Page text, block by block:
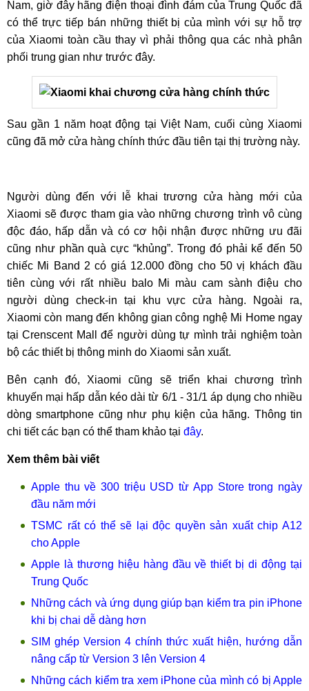
Nam, giờ đây hãng điện thoại đình đám của Trung Quốc đã
có thể trực tiếp bán những thiết bị của mình với sự hỗ trợ
của Xiaomi toàn cầu thay vì phải thông qua các nhà phân
phối trung gian như trước đây.
Sau gần 1 năm hoạt động tại Việt Nam, cuối cùng Xiaomi
cũng đã mở cửa hàng chính thức đầu tiên tại thị trường này.
Người dùng đến với lễ khai trương cửa hàng mới của
Xiaomi sẽ được tham gia vào những chương trình vô cùng
độc đáo, hấp dẫn và có cơ hội nhận được những ưu đãi
cũng như phần quà cực “khủng”. Trong đó phải kể đến 50
chiếc Mi Band 2 có giá 12.000 đồng cho 50 vị khách đầu
tiên cùng với rất nhiều balo Mi màu cam sành điệu cho
người dùng check-in tại khu vực cửa hàng. Ngoài ra,
Xiaomi còn mang đến không gian công nghệ Mi Home ngay
tại Crenscent Mall để người dùng tự mình trải nghiệm toàn
bộ các thiết bị thông minh do Xiaomi sản xuất.
Bên cạnh đó, Xiaomi cũng sẽ triển khai chương trình
khuyến mại hấp dẫn kéo dài từ 6/1 - 31/1 áp dụng cho nhiều
dòng smartphone cũng như phụ kiện của hãng. Thông tin
chi tiết các bạn có thể tham khảo tại đây.
Xem thêm bài viết
Apple thu về 300 triệu USD từ App Store trong ngày
đầu năm mới
TSMC rất có thể sẽ lại độc quyền sản xuất chip A12
cho Apple
Apple là thương hiệu hàng đầu về thiết bị di động tại
Trung Quốc
Những cách và ứng dụng giúp bạn kiểm tra pin iPhone
khi bị chai dễ dàng hơn
SIM ghép Version 4 chính thức xuất hiện, hướng dẫn
nâng cấp từ Version 3 lên Version 4
Những cách kiểm tra xem iPhone của mình có bị Apple